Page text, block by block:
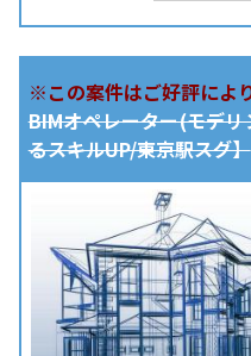
※この案件はご好評によ
BIMオペレーター(モデ
るスキルUP/東京駅スグ】